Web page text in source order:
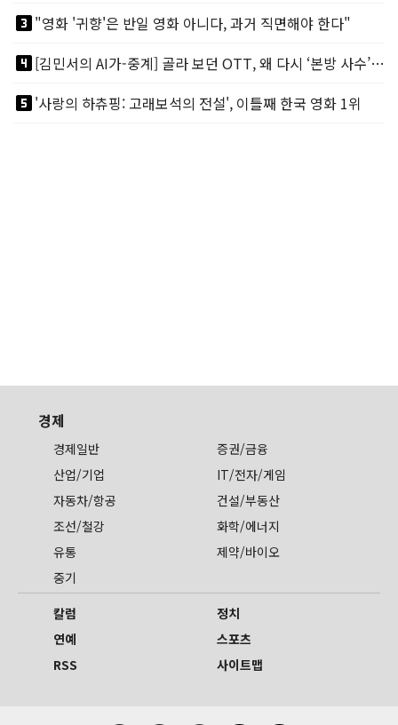
looks_3"영화 '귀향'은 반일 영화 아니다, 과거 직면해야 한다"
looks_4
[김민서의 AI가-중계] 골라 보던 OTT, 왜 다시 ‘본방 사수’를 부르나
looks_5'사랑의 하츄핑: 고래보석의 전설', 이틀째 한국 영화 1위
경제
경제일반
증권/금융
산업/기업
IT/전자/게임
자동차/항공
건설/부동산
조선/철강
화학/에너지
유통
제약/바이오
중기
칼럼
정치
연예
스포츠
RSS
사이트맵